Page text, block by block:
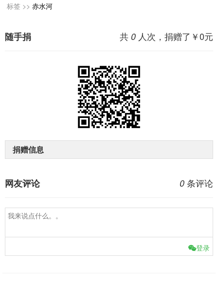
标签 >> 赤水河
共 0 人次，捐赠了￥0元
随手捐
捐赠信息
0 条评论
网友评论
登录